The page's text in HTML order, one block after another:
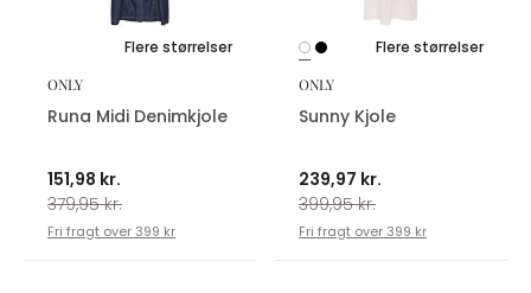
Flere størrelser
ONLY
Runa Midi Denimkjole
151,98 kr.
379,95 kr.
Fri fragt over 399 kr
Flere størrelser
ONLY
Sunny Kjole
239,97 kr.
399,95 kr.
Fri fragt over 399 kr